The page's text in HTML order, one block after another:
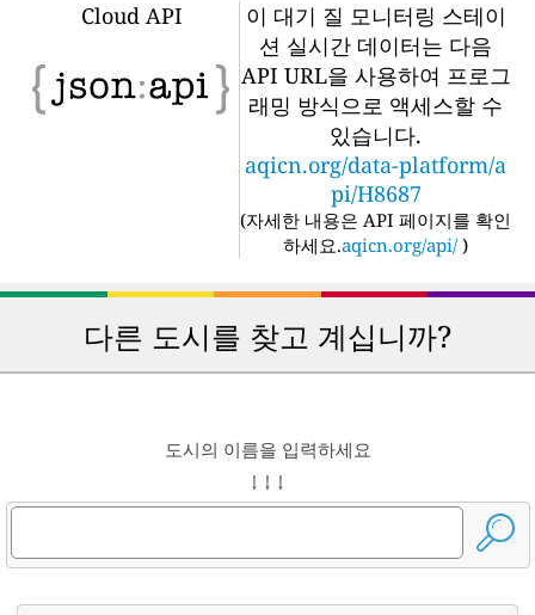
Cloud API
이 대기 질 모니터링 스테이
션 실시간 데이터는 다음
API URL을 사용하여 프로그
래밍 방식으로 액세스할 수
있습니다.
aqicn.org/data-platform/a
pi/H8687
(자세한 내용은 API 페이지를 확인
하세요.aqicn.org/api/ )
다른 도시를 찾고 계십니까?
도시의 이름을 입력하세요
↓ ↓ ↓